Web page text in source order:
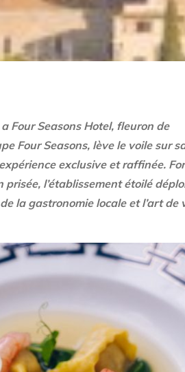
Four Seasons Hotel, fleuron de
Four Seasons, lève le voile sur
exclusive et raffinée.
l’établissement étoilé
la gastronomie locale et l’art de